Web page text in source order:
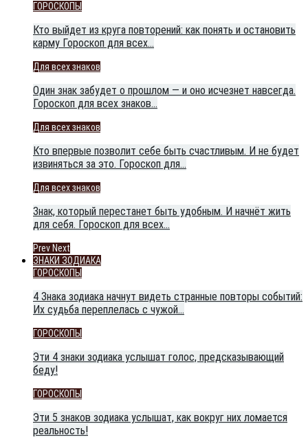
ГОРОСКОПЫ
Кто выйдет из круга повторений: как понять и остановить
карму Гороскоп для всех…
Для всех знаков
Один знак забудет о прошлом — и оно исчезнет навсегда.
Гороскоп для всех знаков…
Для всех знаков
Кто впервые позволит себе быть счастливым. И не будет
извиняться за это. Гороскоп для…
Для всех знаков
Знак, который перестанет быть удобным. И начнёт жить
для себя. Гороскоп для всех…
Prev Next
ЗНАКИ ЗОДИАКА
ГОРОСКОПЫ
4 Знака зодиака начнут видеть странные повторы событий:
Их судьба переплелась с чужой…
ГОРОСКОПЫ
Эти 4 знаки зодиака услышат голос, предсказывающий
беду!
ГОРОСКОПЫ
Эти 5 знаков зодиака услышат, как вокруг них ломается
реальность!